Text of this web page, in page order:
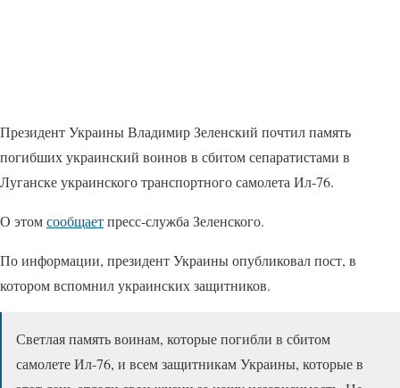
Президент Украины Владимир Зеленский почтил память
погибших украинский воинов в сбитом сепаратистами в
Луганске украинского транспортного самолета Ил-76.
О этомсообщаетпресс-служба Зеленского.
По информации, президент Украины опубликовал пост, в
котором вспомнил украинских защитников.
Светлая память воинам, которые погибли в сбитом
самолете Ил-76, и всем защитникам Украины, которые в